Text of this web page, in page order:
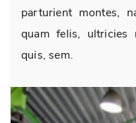
parturient montes,
quam felis, ultricies
quis, sem.